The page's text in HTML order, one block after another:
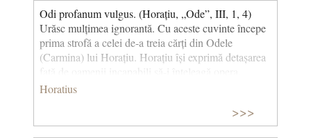
Odi profanum vulgus. (Horațiu, „Ode”, III, 1, 4)
Urăsc mulțimea ignorantă. Cu aceste cuvinte începe
prima strofă a celei de-a treia cărți din Odele
(Carmina) lui Horațiu. Horațiu își exprimă detașarea
față de oamenii incapabili să-i înțeleagă opera,
specificând că numai o elită va putea înțelege și
sa să fie apreciată numai de cunoscători. Cuvintele
au căpătat un sens ironic, desemnând infatuarea
Horatius
>>>